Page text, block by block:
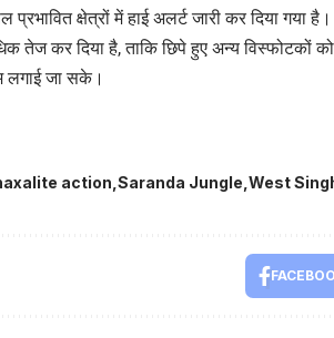
क्षेत्रों में हाई अलर्ट जारी कर दिया गया
कर दिया है, ताकि छिपे हुए अन्य विस्फोटकों को
लगाई जा सके।
action Saranda Jungle West